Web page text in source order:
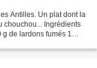
Antilles. Un plat dont la
chouchou... Ingrédients
de lardons fumés 1